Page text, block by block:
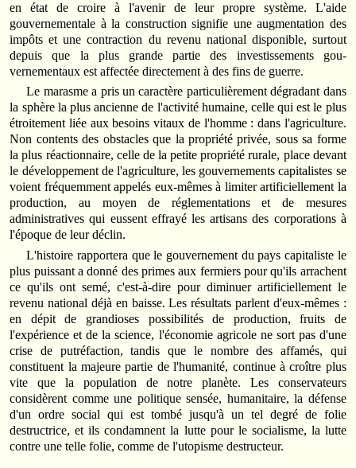
en état de croire à l'avenir de leur propre système. L'aide
gouvernementale à la construction signifie une augmentation des
impôts et une contraction du revenu national dispo­nible, surtout
depuis que la plus grande partie des investissements gou­
vernementaux est affectée directement à des fins de guerre.
Le marasme a pris un caractère particulièrement dégradant dans
la sphère la plus ancienne de l'activité humaine, celle qui est le plus
étroitement liée aux besoins vitaux de l'homme : dans l'agriculture.
Non contents des obstacles que la propriété privée, sous sa forme
la plus réactionnaire, celle de la petite propriété rurale, place devant
le déve­loppement de l'agriculture, les gouvernements capitalistes se
voient fréquemment appelés eux-mêmes à limiter artificiellement la
production, au moyen de réglementations et de mesures
administratives qui eussent effrayé les artisans des corporations à
l'époque de leur déclin.
L'histoire rapportera que le gouvernement du pays capitaliste le
plus puissant a donné des primes aux fermiers pour qu'ils arrachent
ce qu'ils ont semé, c'est-à-dire pour diminuer artificiellement le
revenu national déjà en baisse. Les résultats parlent d'eux-mêmes :
en dépit de grandioses possibilités de production, fruits de
l'expérience et de la science, l'économie agricole ne sort pas d'une
crise de putréfaction, tandis que le nombre des affamés, qui
constituent la majeure partie de l'humanité, continue à croître plus
vite que la population de notre planète. Les conservateurs
considèrent comme une politique sensée, humanitaire, la défense
d'un ordre social qui est tombé jusqu'à un tel degré de folie
destructrice, et ils condamnent la lutte pour le socialisme, la lutte
contre une telle folie, comme de l'utopisme destructeur.